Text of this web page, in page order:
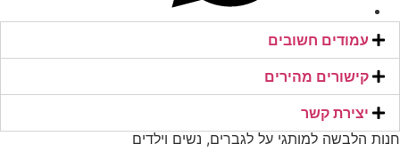
עמודים חשובים
קישורים מהירים​
יצירת קשר​
חנות הלבשה למותגי על לגברים, נשים וילדים